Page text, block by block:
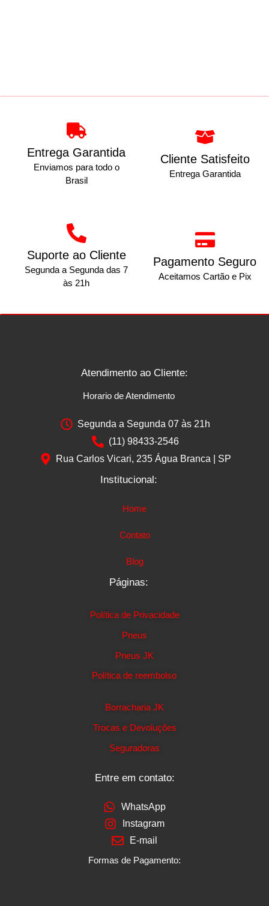
Entrega Garantida
Enviamos para todo o
Brasil
Cliente Satisfeito
Entrega Garantida
Suporte ao Cliente
Segunda a Segunda das 7
às 21h
Pagamento Seguro
Aceitamos Cartão e Pix
Atendimento ao Cliente:
Horario de Atendimento
Segunda a Segunda 07 às 21h
(11) 98433-2546
Rua Carlos Vicari, 235 Água Branca | SP
Institucional:
Home
Contato
Blog
Páginas:
Política de Privacidade
Pneus
Pneus JK
Política de reembolso
Borracharia JK
Trocas e Devoluções
Seguradoras
Entre em contato:
WhatsApp
Instagram
E-mail
Formas de Pagamento: